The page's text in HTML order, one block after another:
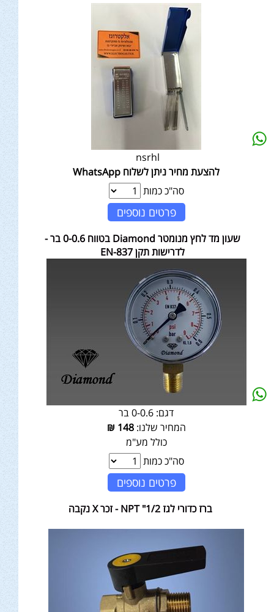
nsrhl
להצעת מחיר ניתן לשלוח WhatsApp
סה"כ כמות
פרטים נוספים
שעון מד לחץ מנומטר Diamond בטווח 0-0.6 בר -
לדרישות תקן EN-837
דגם: 0-0.6 בר
המחיר שלנו:148
₪
כולל מע"מ
סה"כ כמות
פרטים נוספים
ברז כדורי לגז 1/2" NPT - זכר X נקבה